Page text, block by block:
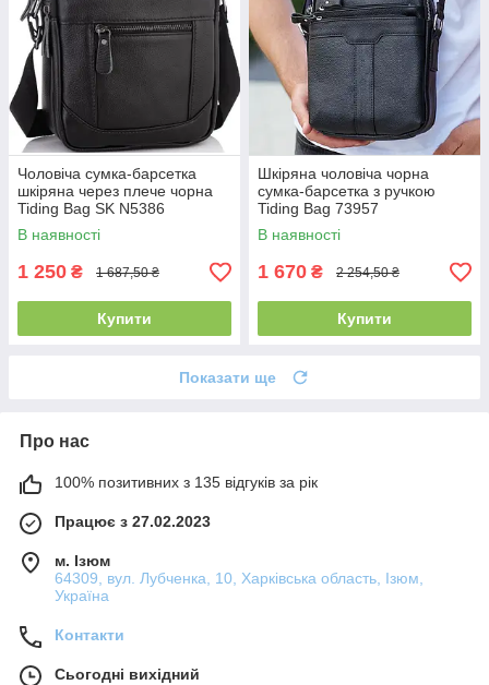
Чоловіча сумка-барсетка
шкіряна через плече чорна
Tiding Bag SK N5386
В наявності
1 250 ₴ 1 687,50 ₴
Купити
Шкіряна чоловіча чорна
сумка-барсетка з ручкою
Tiding Bag 73957
В наявності
1 670 ₴ 2 254,50 ₴
Купити
Показати ще
Про нас
100% позитивних з 135 відгуків за рік
Працює з 27.02.2023
м. Ізюм
64309, вул. Лубченка, 10, Харківська область, Ізюм,
Україна
Контакти
Сьогодні вихідний